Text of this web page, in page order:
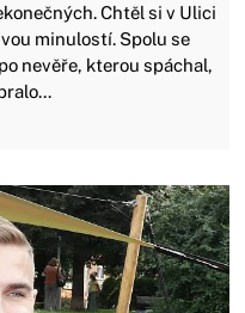
Chtěl si v Ulici
minulostí. Spolu se
nevěře, kterou spáchal,